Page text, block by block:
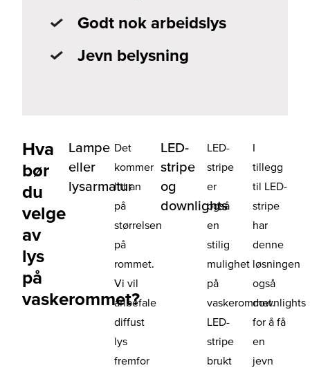
Godt nok arbeidslys
Jevn belysning
Hva
bør
du
velge
av
lys
på
vaskerommet?
Lampe
eller
lysarmatur
Det
kommer
litt an
på
størrelsen
på
rommet.
Vi vil
anbefale
diffust
lys
fremfor
LED-
stripe
og
downlights
LED-
stripe
er
også
en
stilig
mulighet
på
vaskerommet.
LED-
stripe
brukt
I
tillegg
til LED-
stripe
har
denne
løsningen
også
downlights
for å få
en
jevn